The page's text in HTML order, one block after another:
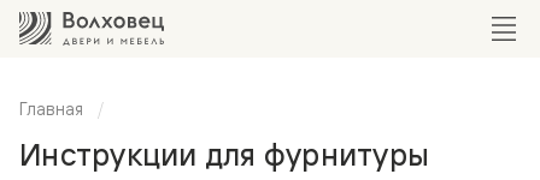
Главная
Инструкции для фурнитуры